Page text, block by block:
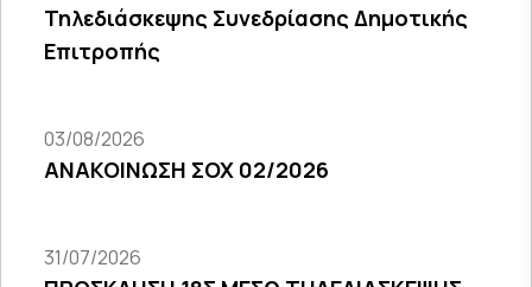
Τηλεδιάσκεψης Συνεδρίασης Δημοτικής
Επιτροπής
03/08/2026
ΑΝΑΚΟΙΝΩΣΗ ΣΟΧ 02/2026
31/07/2026